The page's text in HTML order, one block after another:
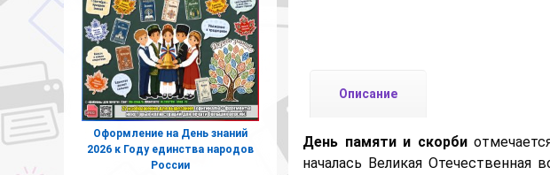
Описание
День памяти и скорби
началась Великая
Оформление на День знаний
2026 к Году единства народов
России